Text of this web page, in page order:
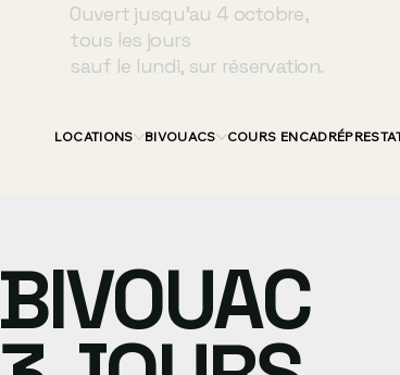
Ouvert jusqu’au 4 octobre,
tous les jours
sauf le lundi, sur réservation.
LOCATIONS BIVOUACS COURS ENCADRÉ
BIVOUAC